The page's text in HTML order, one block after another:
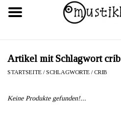
SHOP - A PIECE OF
FINLAND FOR YOU
Artikel mit Schlagwort crib
STARTSEITE /SCHLAGWORTE / CRIB
Keine Produkte gefunden!...